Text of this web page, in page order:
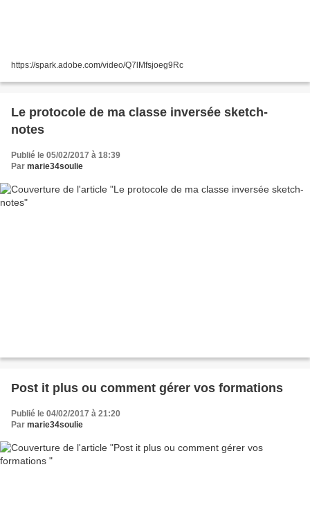
https://spark.adobe.com/video/Q7lMfsjoeg9Rc
Le protocole de ma classe inversée sketch-
notes
Publié le 05/02/2017 à 18:39
Par marie34soulie
Post it plus ou comment gérer vos formations
Publié le 04/02/2017 à 21:20
Par marie34soulie